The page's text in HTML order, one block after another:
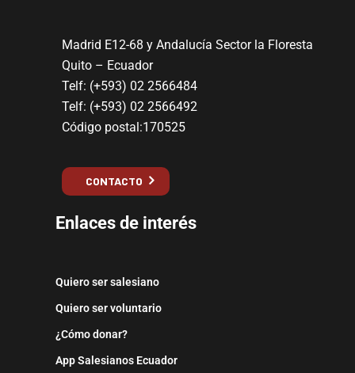
Madrid E12-68 y Andalucía Sector la Floresta
Quito – Ecuador
Telf: (+593) 02 2566484
Telf: (+593) 02 2566492
Código postal:170525
CONTACTO
Enlaces de interés
Quiero ser salesiano
Quiero ser voluntario
¿Cómo donar?
App Salesianos Ecuador